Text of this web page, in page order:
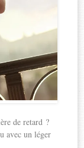
de retard ?
avec un léger